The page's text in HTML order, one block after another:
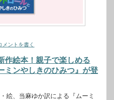
メントを書く
作絵本！親子で楽しめる
ミンやしきのひみつ』が登
絵、当麻ゆか訳による『ムーミ